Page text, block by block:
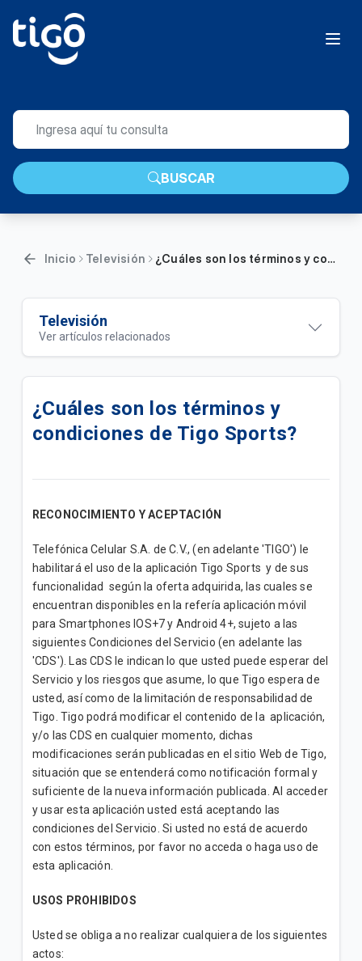
BUSCAR
Inicio Televisión ¿Cuáles son los términos y condiciones de Tigo Sports?
Televisión
Ver artículos relacionados
Conoce Tigo ONE tv
¿Dónde encuentro la lista de mis canales de TV? |
Home
¿Cómo se coloca el control parental de mi caja de
¿Cuál es la Política de Privacidad de Tigo Sports?
¿Cómo puedo configurar los subtítulos a mis
programas de televisión?
¿Por qué en mi TV me aparece el mensaje "Este
canal no forma parte del plan contratado?
¿Qué es la televisión en Alta Definición (HD) y qué
necesito para obtenerla?
¿Cómo puedo contratar servicios adicionales en mi
Plan Residencial?
¿Cuáles son los Paquetes de Recargas DTH
Prepago disponible y dónde los compro?
VER MÁS
¿Cuáles son los términos y
condiciones de Tigo Sports?
RECONOCIMIENTO Y ACEPTACIÓN
Telefónica Celular S.A. de C.V., (en adelante 'TIGO') le
habilitará el uso de la aplicación Tigo Sports y de sus
funcionalidad según la oferta adquirida, las cuales se
encuentran disponibles en la refería aplicación móvil
para Smartphones IOS+7 y Android 4+, sujeto a las
siguientes Condiciones del Servicio (en adelante las
'CDS'). Las CDS le indican lo que usted puede esperar del
Servicio y los riesgos que asume, lo que Tigo espera de
usted, así como de la limitación de responsabilidad de
Tigo. Tigo podrá modificar el contenido de la aplicación,
y/o las CDS en cualquier momento, dichas
modificaciones serán publicadas en el sitio Web de Tigo,
situación que se entenderá como notificación formal y
suficiente de la nueva información publicada. Al acceder
y usar esta aplicación usted está aceptando las
condiciones del Servicio. Si usted no está de acuerdo
con estos términos, por favor no acceda o haga uso de
esta aplicación.
USOS PROHIBIDOS
Usted se obliga a no realizar cualquiera de los siguientes
actos: